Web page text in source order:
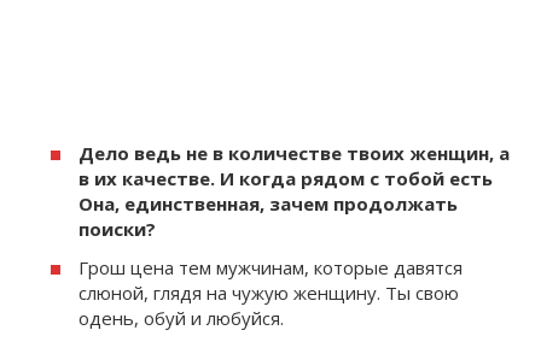
Дело ведь не в количестве твоих женщин, а
в их качестве. И когда рядом с тобой есть
Она, единственная, зачем продолжать
поиски?
Грош цена тем мужчинам, которые давятся
слюной, глядя на чужую женщину. Ты свою
одень, обуй и любуйся.